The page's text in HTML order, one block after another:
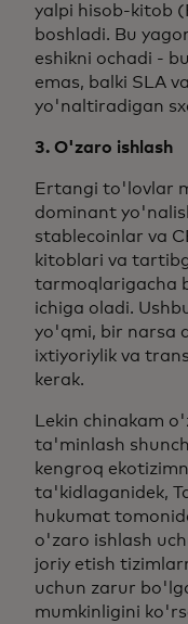
yalpi hisob-kitob
boshladi. Bu
eshikni ochadi -
emas, balki SLA
yo'naltiradigan
3. O'zaro ishlash
Ertangi to'lovlar
dominant
stablecoinlar va
kitoblari va
tarmoqlarigacha
ichiga oladi.
yo'qmi, bir narsa
ixtiyoriylik va
kerak.
Lekin chinakam
ta'minlash
kengroq
ta'kidlaganidek,
hukumat
o'zaro ishlash
joriy etish
uchun zarur
mumkinligini